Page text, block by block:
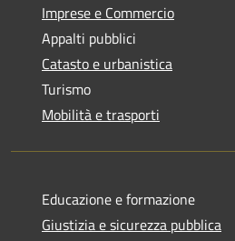
Imprese e Commercio
Appalti pubblici
Catasto e urbanistica
Turismo
Mobilità e trasporti
Educazione e formazione
Giustizia e sicurezza pubblica